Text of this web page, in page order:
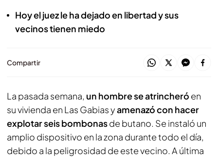
Hoy el juez le ha dejado en libertad y sus
vecinos tienen miedo
Compartir
La pasada semana, un hombre se atrincheró en
su vivienda en Las Gabias yamenazó con hacer
explotar seis bombonasde butano. Se instaló un
amplio dispositivo en la zona durante todo el día,
debido a la peligrosidad de este vecino. A última